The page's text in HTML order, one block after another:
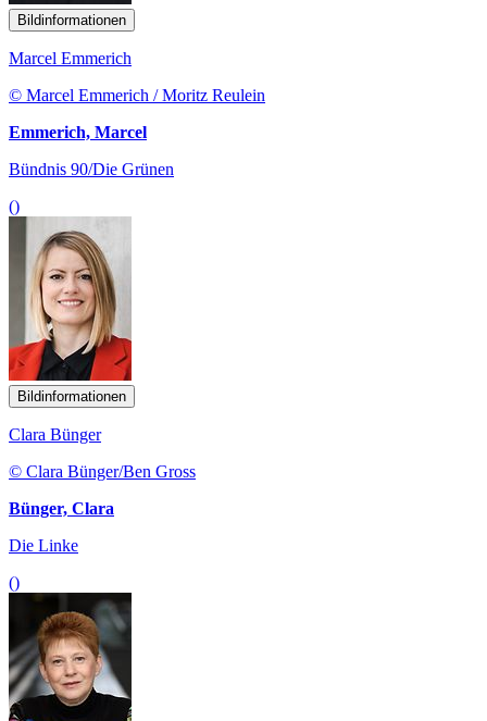
Bildinformationen
Marcel Emmerich
© Marcel Emmerich / Moritz Reulein
Emmerich, Marcel
Bündnis 90/Die Grünen
()
Bildinformationen
Clara Bünger
© Clara Bünger/Ben Gross
Bünger, Clara
Die Linke
()